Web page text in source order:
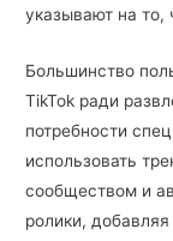
указывают на то,
Большинство
TikTok ради
потребности
использовать
сообществом и
ролики,